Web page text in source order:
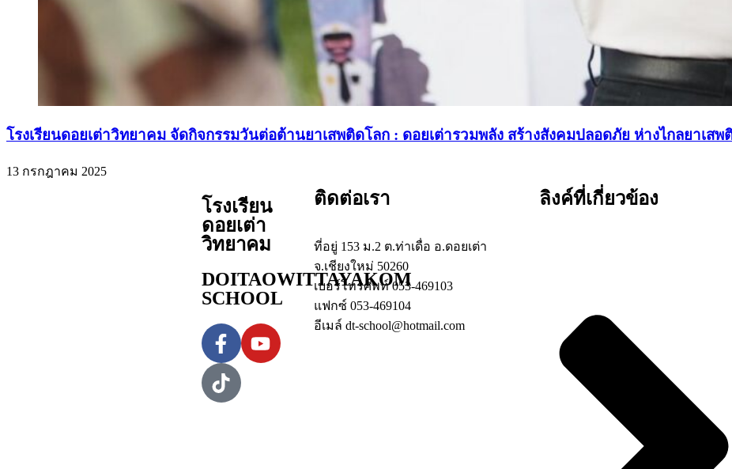
โรงเรียนดอยเต่าวิทยาคม จัดกิจกรรมวันต่อต้านยาเสพติดโลก : ดอยเต่ารวมพลัง สร้างสังคมปลอดภัย ห่างไกลยาเสพ
13 กรกฎาคม 2025
โรงเรียน
ดอยเต่า
วิทยาคม
DOITAOWITTAYAKOM
SCHOOL
ติดต่อเรา
ที่อยู่ 153 ม.2 ต.ท่าเดื่อ อ.ดอยเต่า
จ.เชียงใหม่ 50260
เบอร์โทรศัพท์ 053-469103
แฟกซ์ 053-469104
อีเมล์ dt-school@hotmail.com
ลิงค์ที่เกี่ยวข้อง